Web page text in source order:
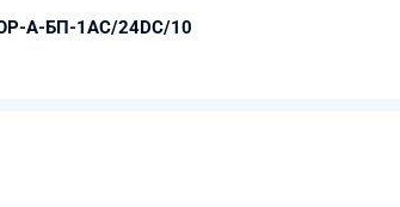
А-БП-1AC/24DC/10